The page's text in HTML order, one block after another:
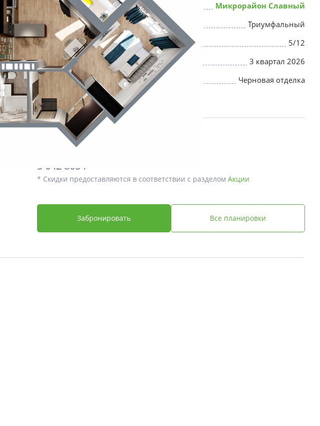
Проект Микрорайон Славный
Дом Триумфальный
Этаж 5/12
Срок сдачи 3 квартал 2026
Отделка Черновая отделка
Дополнительно
Цена со скидкой *
4 790 664 ₽
5 042 805 ₽
* Скидки предоставляются в соответствии с разделом Акции
Забронировать Все планировки